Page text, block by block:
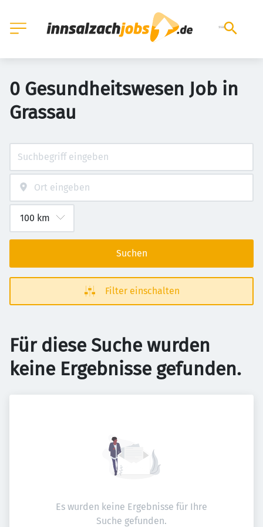
0 Gesundheitswesen Job in
Grassau
Suchen
Filter einschalten
Für diese Suche wurden
keine Ergebnisse gefunden.
Es wurden keine Ergebnisse für Ihre
Suche gefunden.